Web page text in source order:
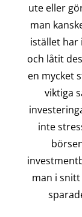
ute eller
man
istället har
och låtit
en mycket
viktiga
inte
man i